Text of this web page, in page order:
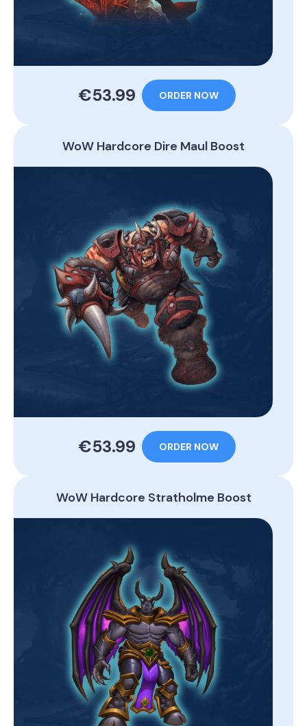
€53.99 ORDER NOW
WoW Hardcore Dire Maul Boost
€53.99 ORDER NOW
WoW Hardcore Stratholme Boost